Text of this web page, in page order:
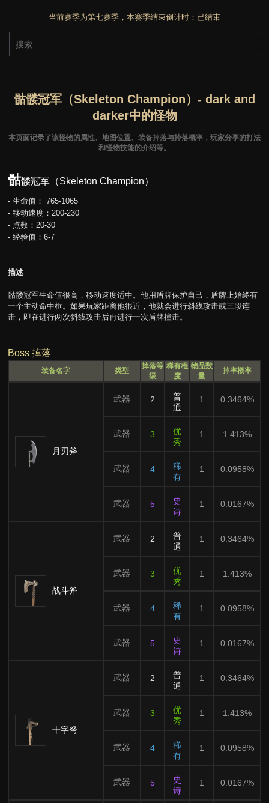
当前赛季为第七赛季，本赛季结束倒计时： 已结束
骷髅冠军（Skeleton Champion）- dark and
darker中的怪物
本页面记录了该怪物的属性、地图位置、装备掉落与掉落概率，玩家分享的打法
和怪物技能的介绍等。
骷髅冠军（Skeleton Champion）
- 生命值： 765-1065
- 移动速度：200-230
- 点数：20-30
- 经验值：6-7
描述
骷髅冠军生命值很高，移动速度适中。他用盾牌保护自己，盾牌上始终有
一个主动命中框。如果玩家距离他很近，他就会进行斜线攻击或三段连
击，即在进行两次斜线攻击后再进行一次盾牌撞击。
Boss 掉落
装备名字 类型
掉落等
级
稀有程
度
物品数
量
掉率概率
月刃斧
武器 2
普
通
1 0.3464%
武器 3
优
秀
1 1.413%
武器 4
稀
有
1 0.0958%
武器 5
史
诗
1 0.0167%
战斗斧
武器 2
普
通
1 0.3464%
武器 3
优
秀
1 1.413%
武器 4
稀
有
1 0.0958%
武器 5
史
诗
1 0.0167%
十字弩
武器 2
普
通
1 0.3464%
武器 3
优
秀
1 1.413%
武器 4
稀
有
1 0.0958%
武器 5
史
诗
1 0.0167%